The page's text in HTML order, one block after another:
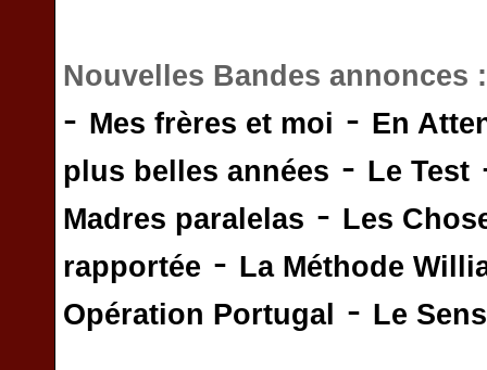
Nouvelles Bandes annonces
- Mes frères et moi - En
plus belles années - Le Test
Madres paralelas - Les
rapportée - La Méthode
Opération Portugal
- Le